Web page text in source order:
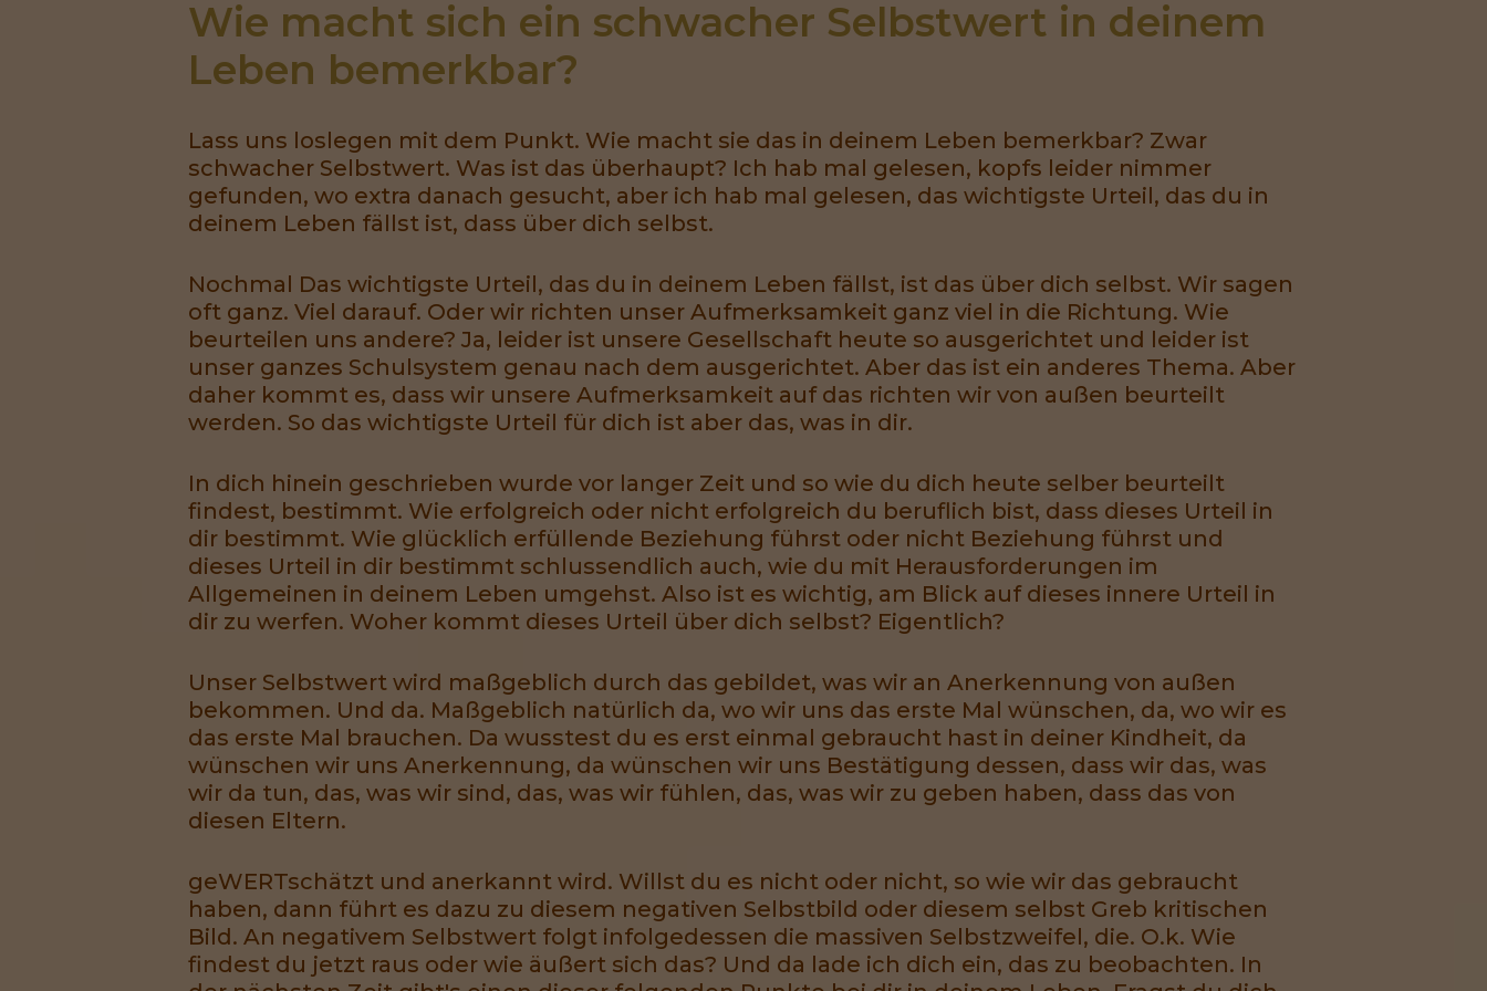
Wie macht sich ein schwacher Selbstwert in deinem
Leben bemerkbar?
Lass uns loslegen mit dem Punkt. Wie macht sie das in deinem Leben bemerkbar? Zwar
schwacher Selbstwert. Was ist das überhaupt? Ich hab mal gelesen, kopfs leider nimmer
gefunden, wo extra danach gesucht, aber ich hab mal gelesen, das wichtigste Urteil, das du in
deinem Leben fällst ist, dass über dich selbst.
Nochmal Das wichtigste Urteil, das du in deinem Leben fällst, ist das über dich selbst. Wir sagen
oft ganz. Viel darauf. Oder wir richten unser Aufmerksamkeit ganz viel in die Richtung. Wie
beurteilen uns andere? Ja, leider ist unsere Gesellschaft heute so ausgerichtet und leider ist
unser ganzes Schulsystem genau nach dem ausgerichtet. Aber das ist ein anderes Thema. Aber
daher kommt es, dass wir unsere Aufmerksamkeit auf das richten wir von außen beurteilt
werden. So das wichtigste Urteil für dich ist aber das, was in dir.
In dich hinein geschrieben wurde vor langer Zeit und so wie du dich heute selber beurteilt
findest, bestimmt. Wie erfolgreich oder nicht erfolgreich du beruflich bist, dass dieses Urteil in
dir bestimmt. Wie glücklich erfüllende Beziehung führst oder nicht Beziehung führst und
dieses Urteil in dir bestimmt schlussendlich auch, wie du mit Herausforderungen im
Allgemeinen in deinem Leben umgehst. Also ist es wichtig, am Blick auf dieses innere Urteil in
dir zu werfen. Woher kommt dieses Urteil über dich selbst? Eigentlich?
Unser Selbstwert wird maßgeblich durch das gebildet, was wir an Anerkennung von außen
bekommen. Und da. Maßgeblich natürlich da, wo wir uns das erste Mal wünschen, da, wo wir es
das erste Mal brauchen. Da wusstest du es erst einmal gebraucht hast in deiner Kindheit, da
wünschen wir uns Anerkennung, da wünschen wir uns Bestätigung dessen, dass wir das, was
wir da tun, das, was wir sind, das, was wir fühlen, das, was wir zu geben haben, dass das von
diesen Eltern.
geWERTschätzt und anerkannt wird. Willst du es nicht oder nicht, so wie wir das gebraucht
haben, dann führt es dazu zu diesem negativen Selbstbild oder diesem selbst Greb kritischen
Bild. An negativem Selbstwert folgt infolgedessen die massiven Selbstzweifel, die. O.k. Wie
findest du jetzt raus oder wie äußert sich das? Und da lade ich dich ein, das zu beobachten. In